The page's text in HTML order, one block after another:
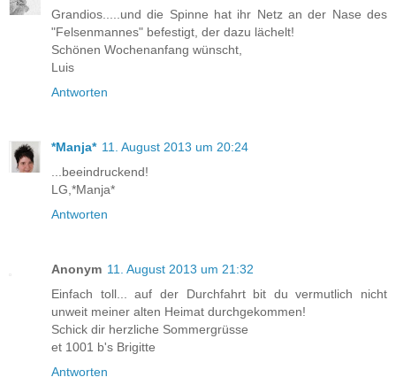
Grandios.....und die Spinne hat ihr Netz an der Nase des
"Felsenmannes" befestigt, der dazu lächelt!
Schönen Wochenanfang wünscht,
Luis
Antworten
*Manja* 11. August 2013 um 20:24
...beeindruckend!
LG,*Manja*
Antworten
Anonym 11. August 2013 um 21:32
Einfach toll... auf der Durchfahrt bit du vermutlich nicht
unweit meiner alten Heimat durchgekommen!
Schick dir herzliche Sommergrüsse
et 1001 b's Brigitte
Antworten